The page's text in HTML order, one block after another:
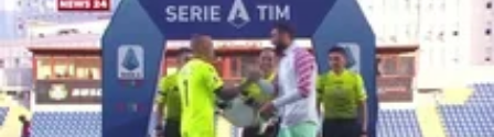
SEZIONI
Cronaca
Politica